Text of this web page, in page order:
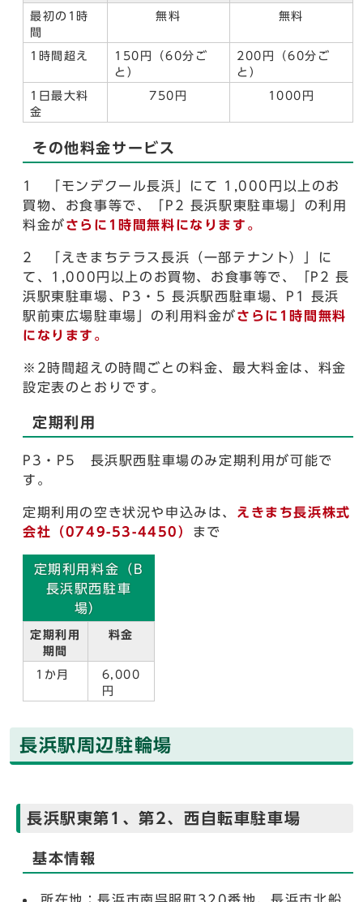
最初の1時
間
無料 無料
1時間超え
150円（60分ご
と）
200円（60分ご
と）
1日最大料
金
750円 1000円
その他料金サービス
1 「モンデクール長浜」にて 1,000円以上のお
買物、お食事等で、「P2 長浜駅東駐車場」の利用
料金がさらに1時間無料になります。
2 「えきまちテラス長浜（一部テナント）」に
て、1,000円以上のお買物、お食事等で、「P2 長
浜駅東駐車場、P3・5 長浜駅西駐車場、P1 長浜
駅前東広場駐車場」の利用料金がさらに1時間無料
になります。
※2時間超えの時間ごとの料金、最大料金は、料金
設定表のとおりです。
定期利用
P3・P5 長浜駅西駐車場のみ定期利用が可能で
す。
定期利用の空き状況や申込みは、 えきまち長浜株式
会社（0749-53-4450） まで
定期利用料金（B
長浜駅西駐車
場）
定期利用
期間
料金
1か月
6,000
円
長浜駅周辺駐輪場
長浜駅東第1、第2、西自転車駐車場
基本情報